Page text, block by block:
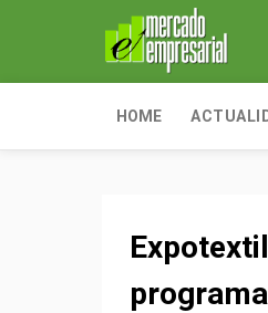
HOME